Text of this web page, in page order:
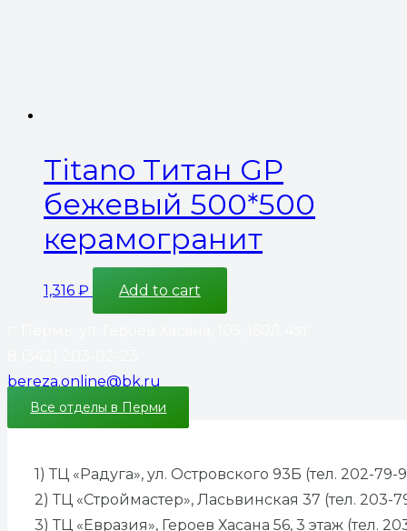
Titano Титан GP
бежевый 500*500
керамогранит
1,316 ₽ Add to cart
bereza.online@bk.ru
Все отделы в Перми
1) ТЦ «Радуга», ул. Островского 93Б (тел. 202-79-
2) ТЦ «Строймастер», Ласьвинская 37 (тел. 203-
3) ТЦ «Евразия», Героев Хасана 56, 3 этаж (тел.